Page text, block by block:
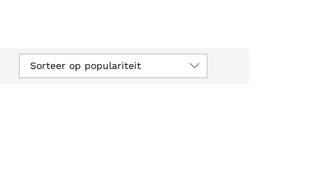
Sorteer op populariteit